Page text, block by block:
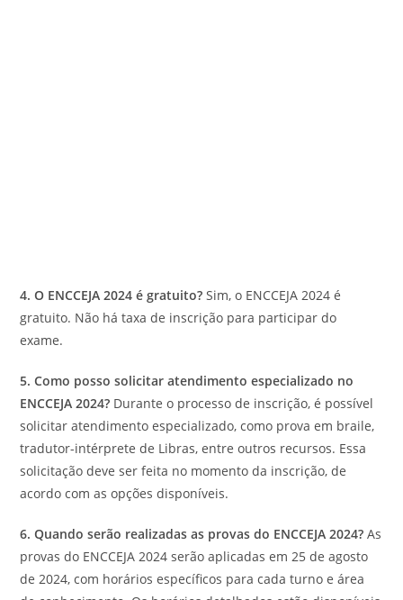
4. O ENCCEJA 2024 é gratuito?Sim, o ENCCEJA 2024 é
gratuito. Não há taxa de inscrição para participar do
exame.
5. Como posso solicitar atendimento especializado no
ENCCEJA 2024? Durante o processo de inscrição, é possível
solicitar atendimento especializado, como prova em braile,
tradutor-intérprete de Libras, entre outros recursos. Essa
solicitação deve ser feita no momento da inscrição, de
acordo com as opções disponíveis.
6. Quando serão realizadas as provas do ENCCEJA 2024?As
provas do ENCCEJA 2024 serão aplicadas em 25 de agosto
de 2024, com horários específicos para cada turno e área